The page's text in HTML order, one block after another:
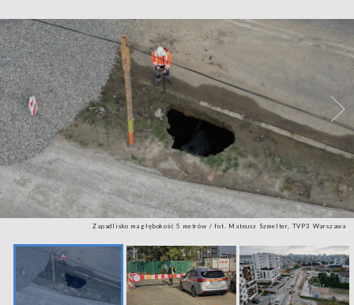
Zapadlisko ma głębokość 5 metrów / fot. Mateusz Szmelter, TVP3 Warszawa